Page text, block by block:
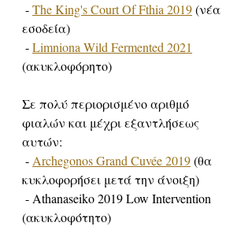
- The King's Court Of Fthia 2019 (νέα
εσοδεία)
- Limniona Wild Fermented 2021
(ακυκλοφόρητο)
Σε πολύ περιορισμένο αριθμό
φιαλών και μέχρι εξαντλήσεως
αυτών:
- Archegonos Grand Cuvée 2019 (θα
κυκλοφορήσει μετά την άνοιξη)
(ακυκλοφότητο)